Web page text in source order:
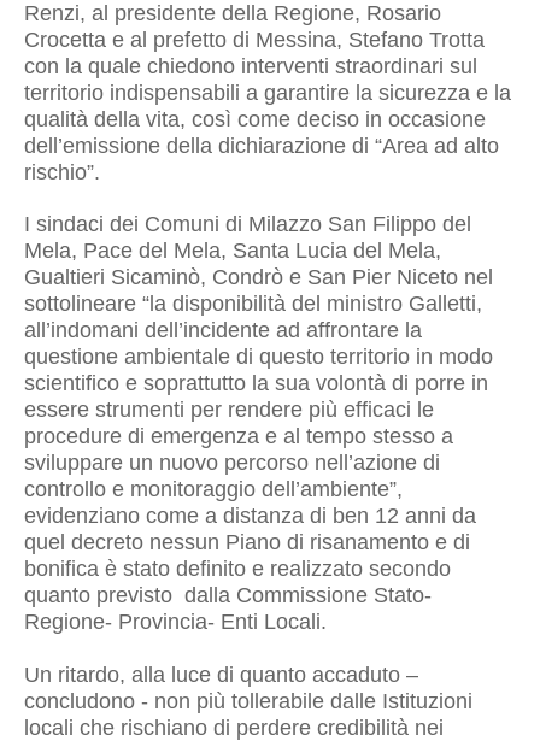
Renzi, al presidente della Regione, Rosario
Crocetta e al prefetto di Messina, Stefano Trotta
con la quale chiedono interventi straordinari sul
territorio indispensabili a garantire la sicurezza e la
qualità della vita, così come deciso in occasione
dell’emissione della dichiarazione di “Area ad alto
rischio”.
I sindaci dei Comuni di Milazzo San Filippo del
Mela, Pace del Mela, Santa Lucia del Mela,
Gualtieri Sicaminò, Condrò e San Pier Niceto nel
sottolineare “la disponibilità del ministro Galletti,
all’indomani dell’incidente ad affrontare la
questione ambientale di questo territorio in modo
scientifico e soprattutto la sua volontà di porre in
essere strumenti per rendere più efficaci le
procedure di emergenza e al tempo stesso a
sviluppare un nuovo percorso nell’azione di
controllo e monitoraggio dell’ambiente”,
evidenziano come a distanza di ben 12 anni da
quel decreto nessun Piano di risanamento e di
bonifica è stato definito e realizzato secondo
quanto previsto dalla Commissione Stato-
Regione- Provincia- Enti Locali.
Un ritardo, alla luce di quanto accaduto –
concludono - non più tollerabile dalle Istituzioni
locali che rischiano di perdere credibilità nei